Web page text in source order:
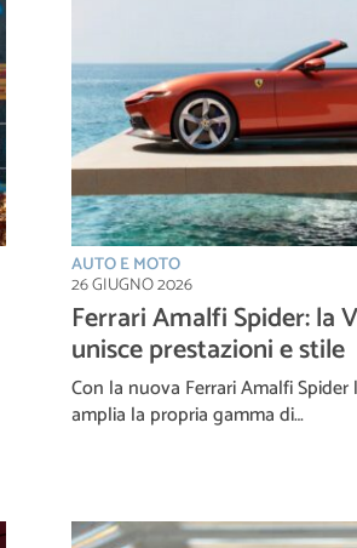
AUTO E MOTO
26 GIUGNO 2026
Ferrari Amalfi Spider: la
unisce prestazioni e stile
Con la nuova Ferrari Amalfi
amplia la propria gamma di…